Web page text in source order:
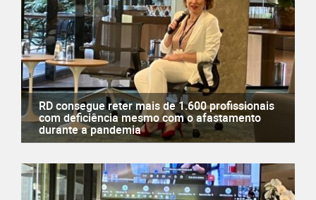
RD consegue reter mais de 1.600 profissionais
com deficiência mesmo com o afastamento
durante a pandemia